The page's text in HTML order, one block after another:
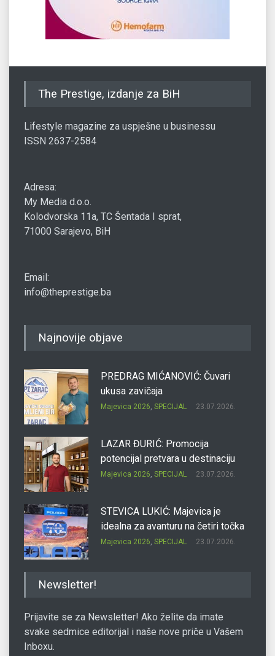
The Prestige, izdanje za BiH
Lifestyle magazine za uspješne u businessu
ISSN 2637-2584
Adresa:
My Media d.o.o.
Kolodvorska 11a, TC Šentada I sprat,
71000 Sarajevo, BiH
Email:
info@theprestige.ba
Najnovije objave
PREDRAG MIĆANOVIĆ: Čuvari
ukusa zavičaja
Majevica 2026, SPECIJAL 23.07.2026.
LAZAR ĐURIĆ: Promocija
potencijal pretvara u destinaciju
Majevica 2026, SPECIJAL 23.07.2026.
STEVICA LUKIĆ: Majevica je
idealna za avanturu na četiri točka
Majevica 2026, SPECIJAL 23.07.2026.
Newsletter!
Prijavite se za Newsletter! Ako želite da imate
svake sedmice editorijal i naše nove priče u Vašem
Inboxu.